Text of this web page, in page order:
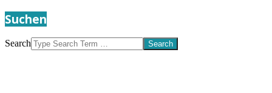
Suchen
Search